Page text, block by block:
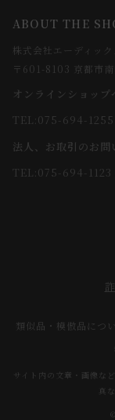
お支払方法について
お届けについて
よくあるご質問
webカタログ
求人情報
法人のお客様
スタッフ
ABOUT THE
株式会社エーディッ
〒601-8103 京都市
オンラインショップ
TEL:075-694-1255
法人、お取引のお問
TEL:075-694-1123
類似品・模倣品につ
サイト内の文章・画像な
真